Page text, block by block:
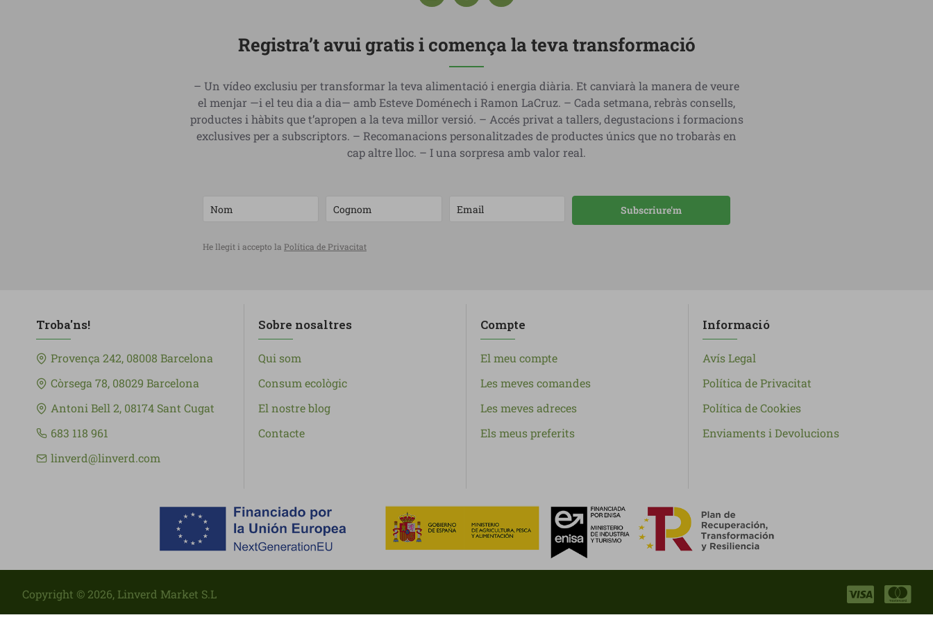
Registra’t avui gratis i comença la teva transformació
– Un vídeo exclusiu per transformar la teva alimentació i energia diària. Et canviarà la manera de veure
el menjar —i el teu dia a dia— amb Esteve Doménech i Ramon LaCruz. – Cada setmana, rebràs consells,
productes i hàbits que t’apropen a la teva millor versió. – Accés privat a tallers, degustacions i formacions
exclusives per a subscriptors. – Recomanacions personalitzades de productes únics que no trobaràs en
cap altre lloc. – I una sorpresa amb valor real.
Subscriure'm
He llegit i accepto la Política de Privacitat
Troba'ns!
Provença 242, 08008 Barcelona
Còrsega 78, 08029 Barcelona
Antoni Bell 2, 08174 Sant Cugat
683 118 961
linverd@linverd.com
Sobre nosaltres
Qui som
Consum ecològic
El nostre blog
Contacte
Compte
El meu compte
Les meves comandes
Les meves adreces
Els meus preferits
Informació
Avís Legal
Política de Privacitat
Política de Cookies
Enviaments i Devolucions
Copyright © 2026, Linverd Market S.L